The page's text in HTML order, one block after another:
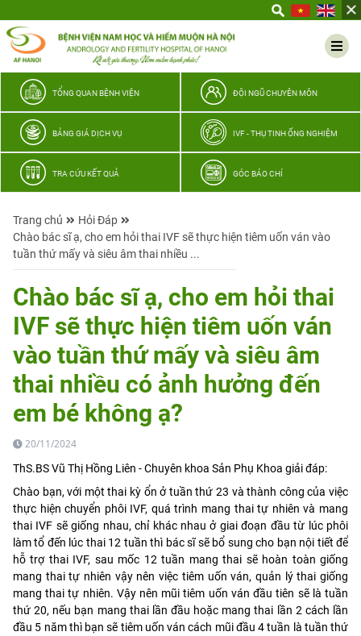
thương
TỔNG QUAN BỆNH VIỆN ĐỘI NGŨ CHUYÊN MÔN
BẢNG GIÁ DỊCH VỤ IVF - THỤ TINH ỐNG NGHIỆM
TRA CỨU KẾT QUẢ GÓC BÁO CHÍ
Trang chủ
Hỏi Đáp
Chào bác sĩ ạ, cho em hỏi thai IVF sẽ thực hiện tiêm uốn ván vào
tuần thứ mấy và siêu âm thai nhiều ...
Chào bác sĩ ạ, cho em hỏi thai
IVF sẽ thực hiện tiêm uốn ván
vào tuần thứ mấy và siêu âm
thai nhiều có ảnh hưởng đến
em bé không ạ?
20/11/2024
ThS.BS Vũ Thị Hồng Liên - Chuyên khoa Sản Phụ Khoa giải đáp:
Chào bạn, với một thai kỳ ổn ở tuần thứ 23 và thành công của việc
thực hiện chuyển phôi IVF, quá trình mang thai tự nhiên và mang
thai IVF sẽ giống nhau, chỉ khác nhau ở giai đoạn đầu từ lúc phôi
làm tổ đến lúc thai 12 tuần thì bác sĩ sẽ bổ sung cho bạn nội tiết để
hỗ trợ thai IVF, sau mốc 12 tuần mang thai sẽ hoàn toàn giống
mang thai tự nhiên vậy nên việc tiêm uốn ván, quản lý thai giống
mang thai tự nhiên. Vậy nên mũi tiêm uốn ván đầu tiên sẽ là tuần
thứ 20, nếu bạn mang thai lần đầu hoặc mang thai lần 2 cách lần
đầu 5 năm thì bạn sẽ tiêm uốn ván cách mũi đầu 4 tuần là tuần thứ